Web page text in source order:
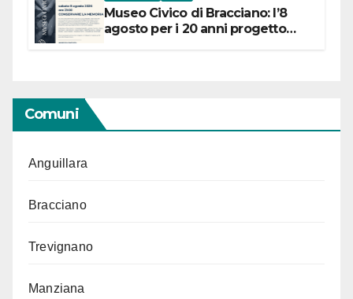
Museo Civico di Bracciano: l’8
agosto per i 20 anni progetto
Comuni
Anguillara
Bracciano
Trevignano
Manziana